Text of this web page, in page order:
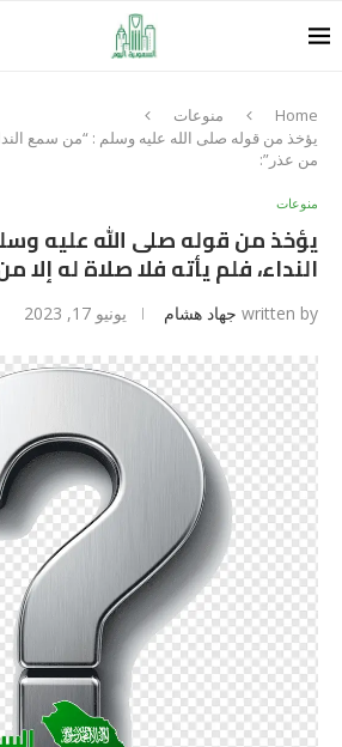
Home
منوعات
يؤخذ من قوله صلى الله عليه وسلم : “من سمع
من عذر”:
منوعات
يؤخذ من قوله صلى الله عليه
النداء، فلم يأته فلا صلاة له إلا
written by جهاد هشام يونيو 17, 2023